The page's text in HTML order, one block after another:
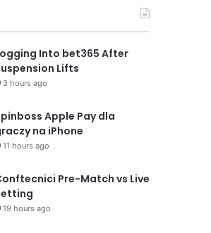
Into bet365 After
Lifts
3 hours ago
Apple Pay dla
na iPhone
11 hours ago
Pre-Match vs Live
19 hours ago